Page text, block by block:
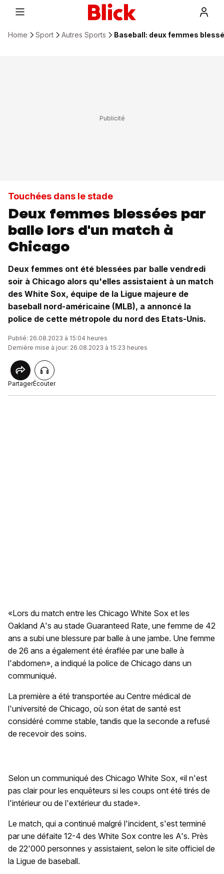
Home Sport Autres Sports Baseball: deux femmes
Touchées dans le stade
Deux femmes blessées par
balle lors d'un match à
Chicago
Deux femmes ont été blessées par balle vendredi
soir à Chicago alors qu'elles assistaient à un match
des White Sox, équipe de la Ligue majeure de
baseball nord-américaine (MLB), a annoncé la
police de cette métropole du nord des Etats-Unis.
Publié: 26.08.2023 à 15:04 heures
Dernière mise à jour: 26.08.2023 à 15:23 heures
PartagerÉcouter
«Lors du match entre les Chicago White Sox et les
Oakland A's au stade Guaranteed Rate, une femme de 42
ans a subi une blessure par balle à une jambe. Une femme
de 26 ans a également été éraflée par une balle à
l'abdomen», a indiqué la police de Chicago dans un
communiqué.
La première a été transportée au Centre médical de
l'université de Chicago, où son état de santé est
considéré comme stable, tandis que la seconde a refusé
de recevoir des soins.
Selon un communiqué des Chicago White Sox, «il n'est
pas clair pour les enquêteurs si les coups ont été tirés de
l'intérieur ou de l'extérieur du stade».
Le match, qui a continué malgré l'incident, s'est terminé
par une défaite 12-4 des White Sox contre les A's. Près
de 22'000 personnes y assistaient, selon le site officiel de
la Ligue de baseball.